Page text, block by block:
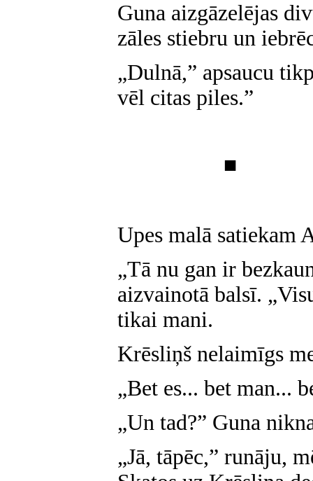
Guna aizgāzelējas
zāles stiebru un
„Dulnā,” apsaucu
vēl citas piles.”
■
Upes malā satiekam
„Tā nu gan ir
aizvainotā balsī.
tikai mani.
Krēsliņš nelaimīgs
„Bet es... bet man...
„Un tad?” Guna
„Jā, tāpēc,” runāju,